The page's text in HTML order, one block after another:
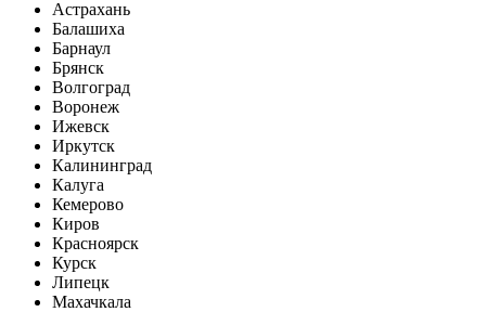
Астрахань
Балашиха
Барнаул
Брянск
Волгоград
Воронеж
Ижевск
Иркутск
Калининград
Калуга
Кемерово
Киров
Красноярск
Курск
Липецк
Махачкала